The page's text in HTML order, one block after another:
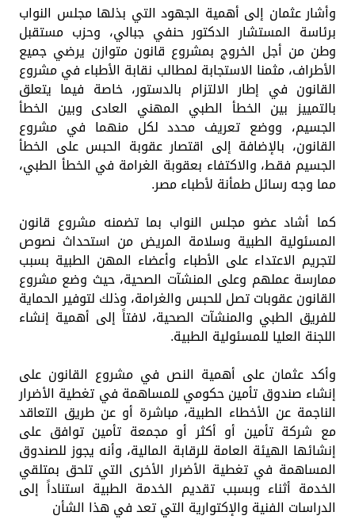
وأشار عثمان إلى أهمية الجهود التي بذلها مجلس النواب
برئاسة المستشار الدكتور حنفي جبالي، وحزب مستقبل
وطن من أجل الخروج بمشروع قانون متوازن يرضي جميع
الأطراف، مثمنا الاستجابة لمطالب نقابة الأطباء في مشروع
القانون في إطار الالتزام بالدستور، خاصة فيما يتعلق
بالتمييز بين الخطأ الطبي المهني العادى وبين الخطأ
الجسيم، ووضع تعريف محدد لكل منهما في مشروع
القانون، بالإضافة إلى اقتصار عقوبة الحبس على الخطأ
الجسيم فقط، والاكتفاء بعقوبة الغرامة في الخطأ الطبي،
مما وجه رسائل طمأنة لأطباء مصر.
كما أشاد عضو مجلس النواب بما تضمنه مشروع قانون
المسئولية الطبية وسلامة المريض من استحداث نصوص
لتجريم الاعتداء على الأطباء وأعضاء المهن الطبية بسبب
ممارسة عملهم وعلى المنشآت الصحية، حيث وضع مشروع
القانون عقوبات تصل للحبس والغرامة، وذلك لتوفير الحماية
للفريق الطبي والمنشآت الصحية، لافتاً إلى أهمية إنشاء
اللجنة العليا للمسئولية الطبية.
وأكد عثمان على أهمية النص في مشروع القانون على
إنشاء صندوق تأمين حكومي للمساهمة في تغطية الأضرار
الناجمة عن الأخطاء الطبية، مباشرة أو عن طريق التعاقد
مع شركة تأمين أو أكثر أو مجمعة تأمين توافق على
إنشائها الهيئة العامة للرقابة المالية، وأنه يجوز للصندوق
المساهمة في تغطية الأضرار الأخرى التي تلحق بمتلقي
الخدمة أثناء وبسبب تقديم الخدمة الطبية استناداً إلى
الدراسات الفنية والإكتوارية التي تعد في هذا الشأن